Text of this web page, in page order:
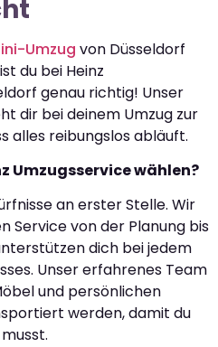
Umzug von Düsseldorf
du bei Heinz
genau richtig! Unser
dir bei deinem Umzug zur
alles reibungslos abläuft.
Umzugsservice wählen?
an erster Stelle. Wir
Service von der Planung bis
dich bei jedem
Unser erfahrenes Team
und persönlichen
werden, damit du